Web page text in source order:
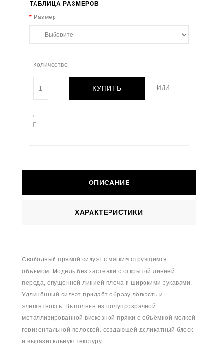
ТАБЛИЦА РАЗМЕРОВ
Размер
Количество
КУПИТЬ - ИЛИ -
ОПИСАНИЕ
ХАРАКТЕРИСТИКИ
Свободный прямой силуэт с мягким струящимся
объёмом. Модель без застёжки с открытой линией
переда, спущенной линией плеча и широкими рукавами.
Удлинённый силуэт придаёт образу лёгкость и
элегантность. Выполнен из полупрозрачной
металлизированной вискозной пряжи с объёмной мелкой
горизонтальной полоской, создающей деликатный блеск
и выразительную текстуру.